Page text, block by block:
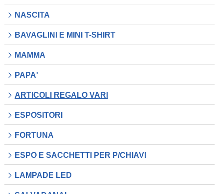
NASCITA
BAVAGLINI E MINI T-SHIRT
MAMMA
PAPA'
ARTICOLI REGALO VARI
ESPOSITORI
FORTUNA
ESPO E SACCHETTI PER P/CHIAVI
LAMPADE LED